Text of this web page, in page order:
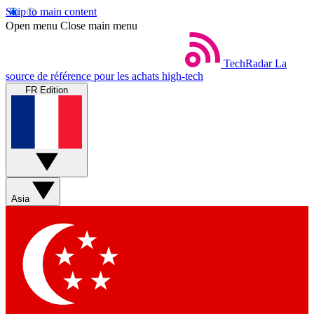
Skip to main content
Open menu Close main menu
TechRadar La
source de référence pour les achats high-tech
FR Edition
Asia